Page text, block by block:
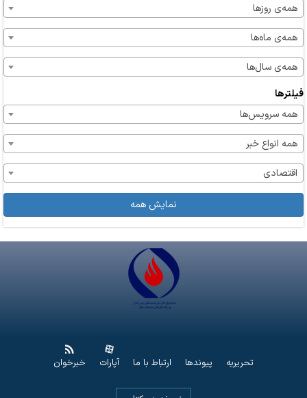
همه‌ی روزها
همه‌ی ماه‌ها
همه‌ی سال‌ها
فیلترها
همه سرویس‌ها
همه انواع خبر
اقتصادی
نمایش همه
تحریریه پیوندها ارتباط با ما آپارات خبرخوان